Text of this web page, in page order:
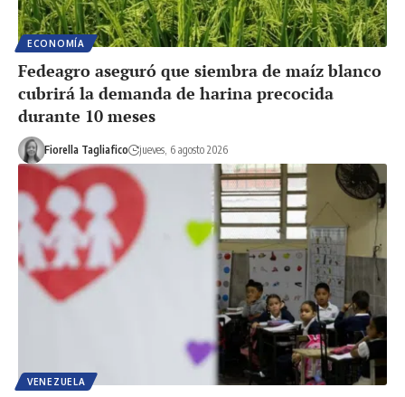
ECONOMÍA
Fedeagro aseguró que siembra de maíz blanco
cubrirá la demanda de harina precocida
durante 10 meses
Fiorella Tagliafico jueves, 6 agosto 2026
VENEZUELA